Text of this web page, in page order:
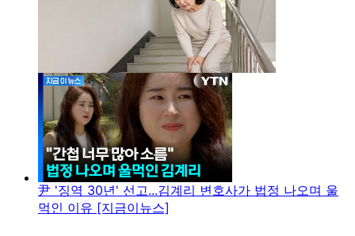
尹 '징역 30년' 선고...김계리 변호사가 법정 나오며 울
먹인 이유 [지금이뉴스]